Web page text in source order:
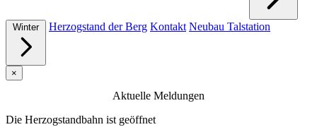
Winter Herzogstand der Berg Kontakt Neubau Talstation
×
Aktuelle Meldungen
Die Herzogstandbahn ist geöffnet